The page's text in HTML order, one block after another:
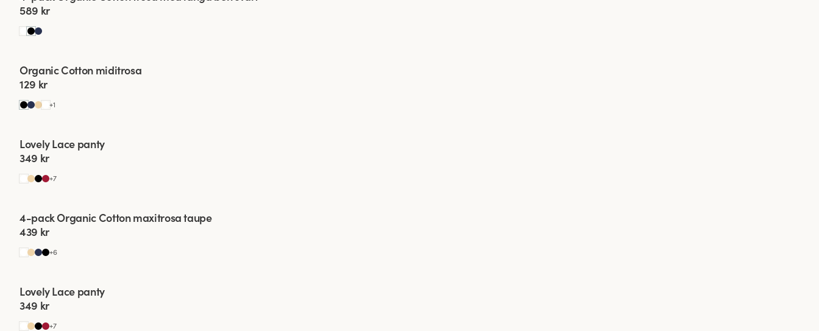
589 kr
Viewing image 1 of 2
4 för 3
Organic Cotton miditrosa
129 kr
+1
Viewing image 1 of 2
4 för 3 Ny färg
Lovely Lace panty
349 kr
+7
Viewing image 1 of 2
4-pack Organic Cotton maxitrosa taupe
439 kr
+6
4 för 3 Ny färg
Lovely Lace panty
349 kr
+7